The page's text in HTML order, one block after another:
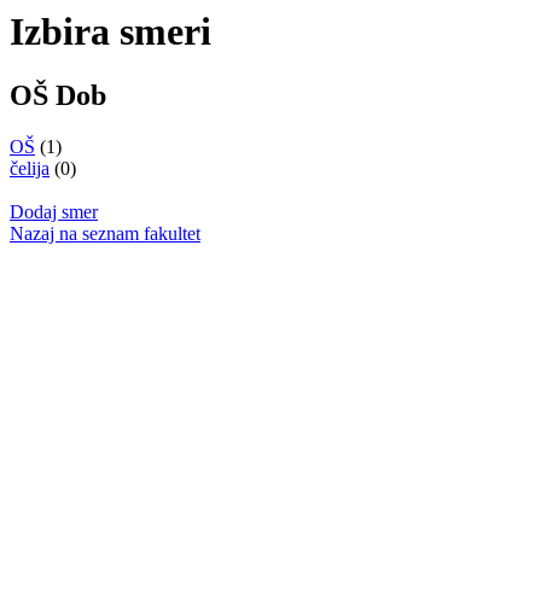
Izbira smeri
OŠ Dob
OŠ (1)
čelija (0)
Dodaj smer
Nazaj na seznam fakultet